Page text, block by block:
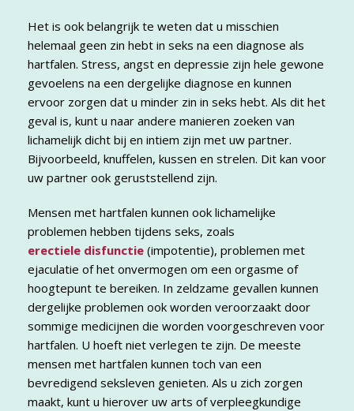
Het is ook belangrijk te weten dat u misschien
helemaal geen zin hebt in seks na een diagnose als
hartfalen. Stress, angst en depressie zijn hele gewone
gevoelens na een dergelijke diagnose en kunnen
ervoor zorgen dat u minder zin in seks hebt. Als dit het
geval is, kunt u naar andere manieren zoeken van
lichamelijk dicht bij en intiem zijn met uw partner.
Bijvoorbeeld, knuffelen, kussen en strelen. Dit kan voor
uw partner ook geruststellend zijn.
Mensen met hartfalen kunnen ook lichamelijke
problemen hebben tijdens seks, zoals
erectiele disfunctie (impotentie), problemen met
ejaculatie of het onvermogen om een orgasme of
hoogtepunt te bereiken. In zeldzame gevallen kunnen
dergelijke problemen ook worden veroorzaakt door
sommige medicijnen die worden voorgeschreven voor
hartfalen. U hoeft niet verlegen te zijn. De meeste
mensen met hartfalen kunnen toch van een
bevredigend seksleven genieten. Als u zich zorgen
maakt, kunt u hierover uw arts of verpleegkundige